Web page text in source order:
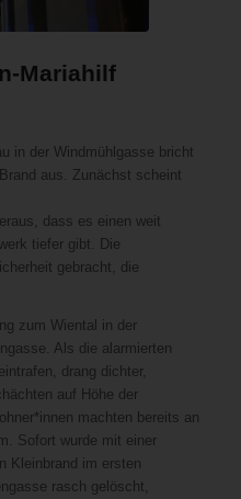
Mariahilf
in der Windmühlgasse bricht
aus. Zunächst scheint
dass es einen weit
tiefer gibt. Die
gebracht, die
zum Wiental in der
Als die alarmierten
drang dichter,
auf Höhe der
machten bereits an
Sofort wurde mit einer
Kleinbrand im ersten
rasch gelöscht,